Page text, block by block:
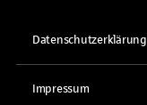
Datenschutzerklärung
Impressum